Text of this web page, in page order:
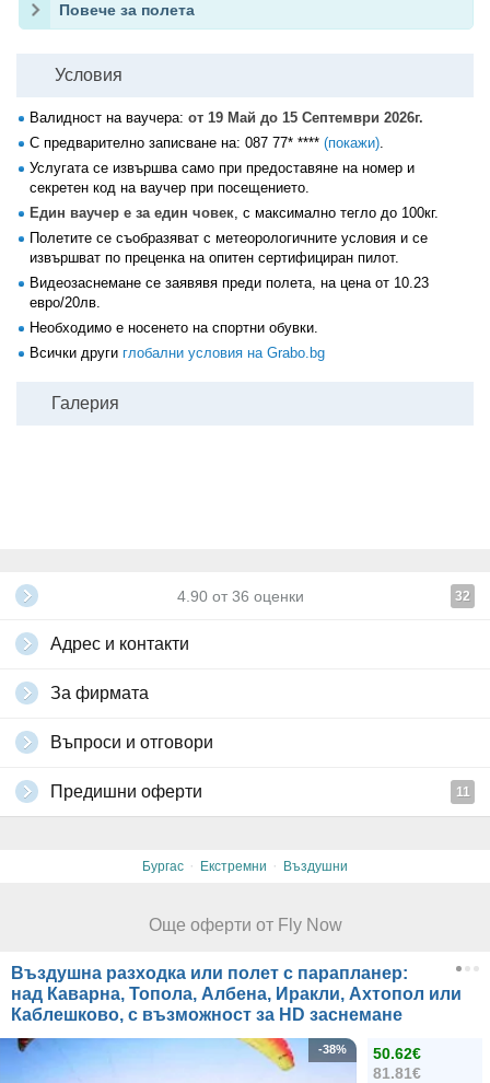
Повече за полета
Условия
Валидност на ваучера: от 19 Май до 15 Септември 2026г.
С предварително записване на: 087 77* **** (покажи).
Услугата се извършва само при предоставяне на номер и
секретен код на ваучер при посещението.
Един ваучер е за един човек, с максимално тегло до 100кг.
Полетите се съобразяват с метеорологичните условия и се
извършват по преценка на опитен сертифициран пилот.
Видеозаснемане се заявявя преди полета, на цена от 10.23
евро/20лв.
Необходимо е носенето на спортни обувки.
Всички други глобални условия на Grabo.bg
Галерия
4.90 от 36 оценки 32
Адрес и контакти
За фирмата
Въпроси и отговори
Предишни оферти 11
Бургас · Екстремни · Въздушни
Още оферти от Fly Now
Въздушна разходка или полет с парапланер:
над Каварна, Топола, Албена, Иракли, Ахтопол или
Каблешково, с възможност за HD заснемане
50.62€
81.81€
-38%